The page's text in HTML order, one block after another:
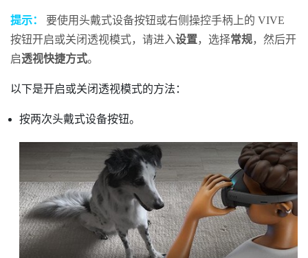
提示： 要使用 头戴式设备按钮或右侧操控手柄上的 VIVE
按钮开启或关闭透视模式，请进入设置，选择常规，然后开
启透视快捷方式。
以下是开启或关闭透视模式的方法：
按两次头戴式设备按钮。